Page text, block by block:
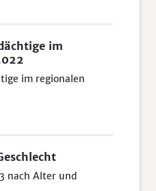
im
im regionalen
nach Alter und